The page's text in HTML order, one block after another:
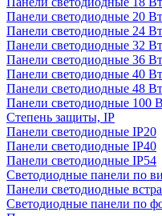
Панели светодиодные 20 Вт
Панели светодиодные 24 Вт
Панели светодиодные 32 Вт
Панели светодиодные 36 Вт
Панели светодиодные 40 Вт
Панели светодиодные 48 Вт
Панели светодиодные 100
Степень защиты, IP
Панели светодиодные IP20
Панели светодиодные IP40
Панели светодиодные IP54
Светодиодные панели по
Панели светодиодные
Светодиодные панели по